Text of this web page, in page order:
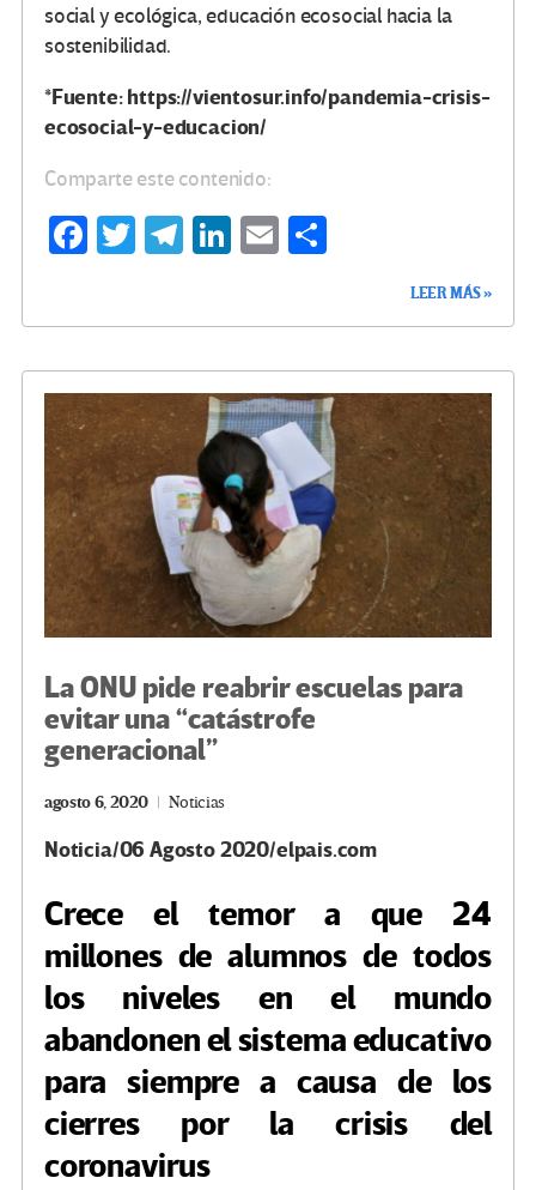
social y ecológica, educación ecosocial hacia la
sostenibilidad.
*Fuente: https://vientosur.info/pandemia-crisis-
ecosocial-y-educacion/
Comparte este contenido:
Fa
o
k
T
Te
m
Li
n
E
ar
tir
LEER MÁS »
La ONU pide reabrir escuelas para
evitar una “catástrofe
generacional”
agosto 6, 2020 Noticias
Noticia/06 Agosto 2020/elpais.com
Crece el temor a que 24
millones de alumnos de todos
los niveles en el mundo
abandonen el sistema educativo
para siempre a causa de los
cierres por la crisis del
coronavirus